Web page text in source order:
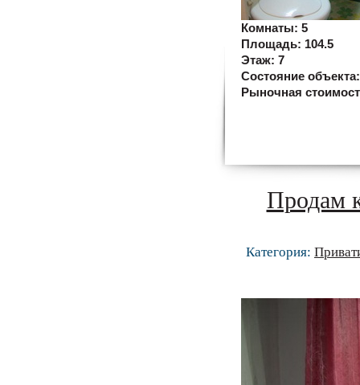
Комнаты: 5
Площадь: 104.5
Этаж: 7
Состояние
Рыночная
Продам
Категория: